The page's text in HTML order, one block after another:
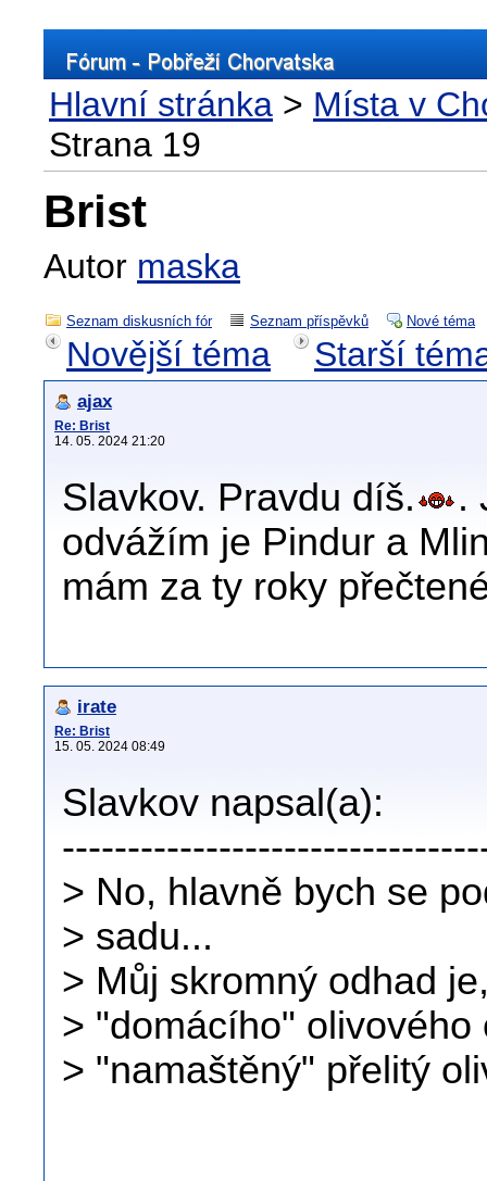
Hlavní stránka > Místa v
Strana 19
Brist
Autor maska
Seznam diskusních fór Seznam příspěvků Nové téma
Novější téma Starší
ajax
Re: Brist
14. 05. 2024 21:20
Slavkov. Pravdu díš.
.
odvážím je Pindur a
mám za ty roky
irate
Re: Brist
15. 05. 2024 08:49
Slavkov napsal(a):
> No, hlavně bych se
> sadu...
> Můj skromný odhad
> "domácího"
> "namaštěný" přelitý